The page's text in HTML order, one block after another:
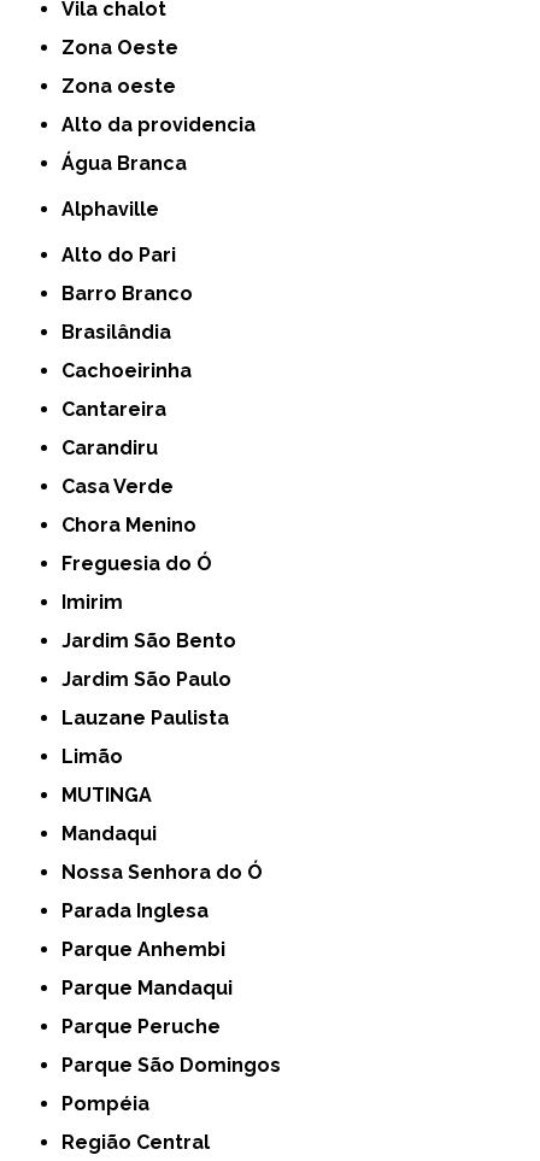
Vila chalot
Zona Oeste
Zona oeste
alto da providencia
Água Branca
Alphaville
Alto do Pari
Barro Branco
Brasilândia
Cachoeirinha
Cantareira
Carandiru
Casa Verde
Chora Menino
Freguesia do Ó
Imirim
Jardim São Bento
Jardim São Paulo
Lauzane Paulista
Limão
MUTINGA
Mandaqui
Nossa Senhora do Ó
Parada Inglesa
Parque Anhembi
Parque Mandaqui
Parque Peruche
Parque São Domingos
Pompéia
Região Central